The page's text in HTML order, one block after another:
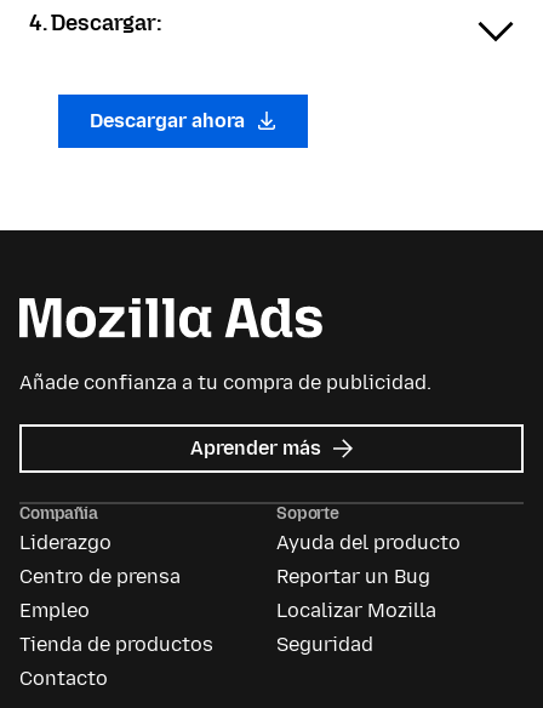
4. Descargar:
Descargar ahora
Añade confianza a tu compra de publicidad.
Aprender más acerca
de
Ads
Compañía
Liderazgo
Centro de prensa
Empleo
Tienda de productos
Contacto
Soporte
Ayuda del producto
Reportar un Bug
Localizar Mozilla
Seguridad